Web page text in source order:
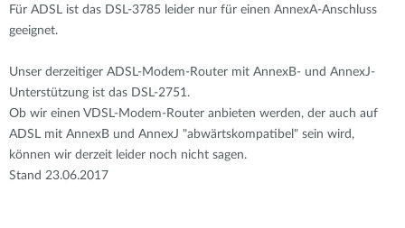
Für ADSL ist das DSL-3785 leider nur für einen AnnexA-Anschluss
geeignet.
Unser derzeitiger ADSL-Modem-Router mit AnnexB- und AnnexJ-
Unterstützung ist das DSL-2751.
Ob wir einen VDSL-Modem-Router anbieten werden, der auch auf
ADSL mit AnnexB und AnnexJ "abwärtskompatibel" sein wird,
können wir derzeit leider noch nicht sagen.
Stand 23.06.2017